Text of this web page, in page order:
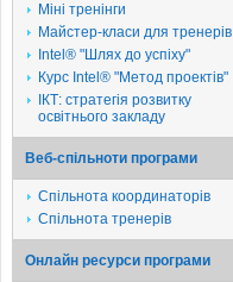
Міні тренінги
Майстер-класи для тренерів
Intel® "Шлях до успіху"
Курс Intel® "Метод проектів"
ІКТ: стратегія розвитку
освітнього закладу
Веб-спільноти програми
Спільнота координаторів
Спільнота тренерів
Онлайн ресурси програми